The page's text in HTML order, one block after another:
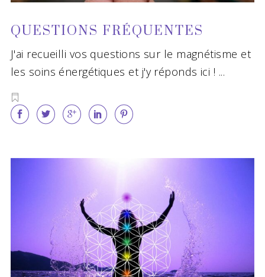
QUESTIONS FRÉQUENTES
J'ai recueilli vos questions sur le magnétisme et
les soins énergétiques et j'y réponds ici !